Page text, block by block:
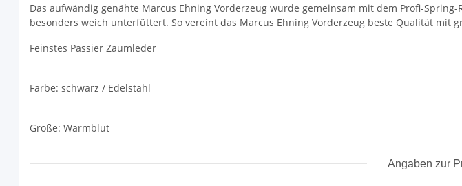
Das aufwändig genähte Marcus Ehning Vorderzeug wurde gemeinsam mit dem Profi-
besonders weich unterfüttert. So vereint das Marcus Ehning Vorderzeug beste Qualität
Feinstes Passier Zaumleder
Farbe: schwarz / Edelstahl
Größe: Warmblut
Angaben zur